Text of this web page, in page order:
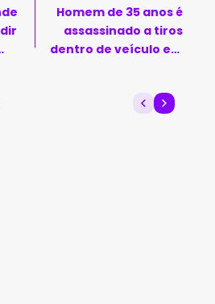
Homem de 35 anos é
assassinado a tiros
dentro de veículo em